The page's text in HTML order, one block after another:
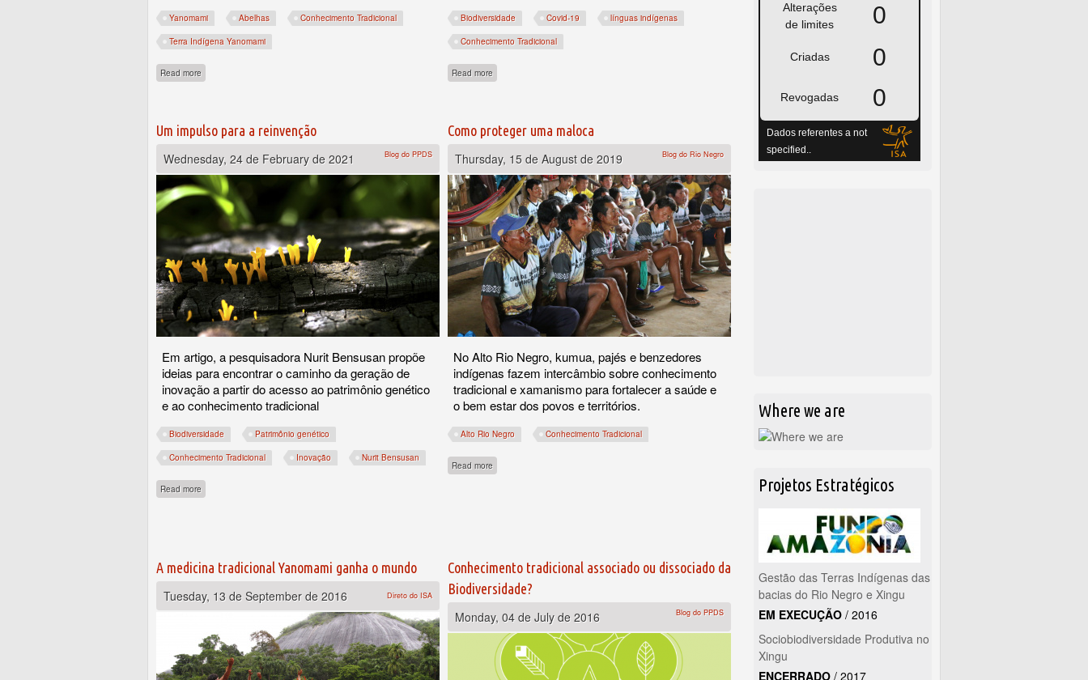
Yanomami Abelhas Conhecimento Tradicional
Terra Indígena Yanomami
Read more about Jovens Yanomami transmitem em livro conhecimento sobre abelhas
Biodiversidade Covid-19 línguas indígenas
Conhecimento Tradicional
Read more
Um impulso para a reinvenção
Wednesday, 24 de February de 2021
Blog do PPDS
Em artigo, a pesquisadora Nurit Bensusan propõe
ideias para encontrar o caminho da geração de
inovação a partir do acesso ao patrimônio genético
e ao conhecimento tradicional
Biodiversidade Patrimônio genético
Conhecimento Tradicional Inovação Nurit Bensusan
Read more
Como proteger uma maloca
Thursday, 15 de August de 2019
Blog do Rio Negro
No Alto Rio Negro, kumua, pajés e benzedores
indígenas fazem intercâmbio sobre conhecimento
tradicional e xamanismo para fortalecer a saúde e
o bem estar dos povos e territórios.
Alto Rio Negro Conhecimento Tradicional
Read more
A medicina tradicional Yanomami ganha o mundo
Tuesday, 13 de September de 2016
Direto do ISA
Conhecimento tradicional associado ou dissociado da
Biodiversidade?
Monday, 04 de July de 2016
Blog do PPDS
Where we are
Projetos Estratégicos
Gestão das Terras Indígenas das
bacias do Rio Negro e Xingu
EM EXECUÇÃO / 2016
Sociobiodiversidade Produtiva no
Xingu
ENCERRADO / 2017